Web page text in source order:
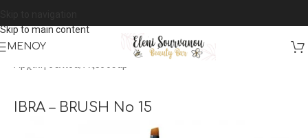
Skip to main content
ΜΕΝΟΎ
IBRA – BRUSH No 15